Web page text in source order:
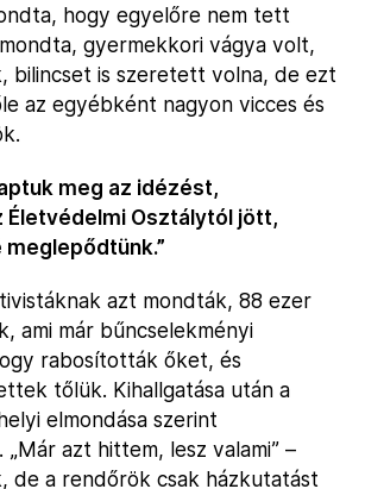
hogy egyelőre nem tett
gyermekkori vágya volt,
bilincset is szeretett volna, de ezt
az egyébként nagyon vicces és
meg az idézést,
Életvédelmi Osztálytól jött,
meglepődtünk.”
azt mondták, 88 ezer
ami már bűncselekményi
rabosították őket, és
tőlük. Kihallgatása után a
elmondása szerint
azt hittem, lesz valami” –
de a rendőrök csak házkutatást